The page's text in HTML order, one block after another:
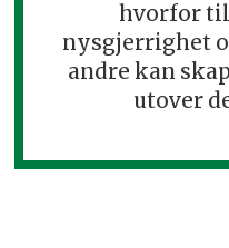
hvorfor
nysgjerrighet
andre kan
utover